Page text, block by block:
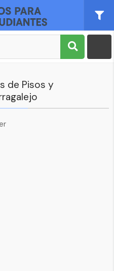
de Pisos y